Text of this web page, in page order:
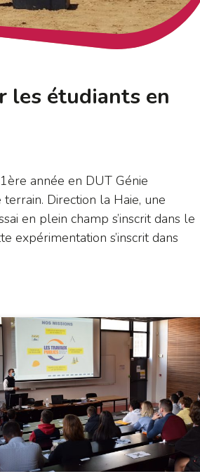
les étudiants en
année en DUT Génie
Direction la Haie, une
en plein champ s’inscrit dans le
expérimentation s’inscrit dans